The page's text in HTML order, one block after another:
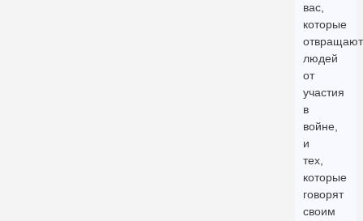
вас,
которые
отвращают
людей
от
участия
в
войне,
и
тех,
которые
говорят
своим